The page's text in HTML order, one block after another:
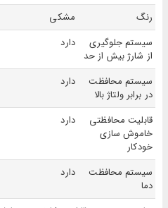
رنگ
مشکی
سیستم جلوگیری
از شارژ بیش از حد
دارد
سیستم محافظت
در برابر ولتاژ بالا
دارد
قابلیت محافظتی
خاموش سازی
خودکار
دارد
سیستم محافظت
دما
دارد